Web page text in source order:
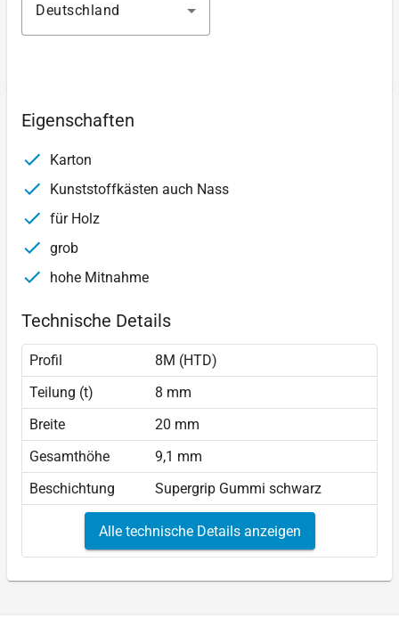
Deutschland
Eigenschaften
Karton
Kunststoffkästen auch Nass
für Holz
grob
hohe Mitnahme
Technische Details
Profil
8M (HTD)
Teilung (t)
8 mm
Breite
20 mm
Gesamthöhe
9,1 mm
Beschichtung
Supergrip Gummi schwarz
Alle technische Details anzeigen